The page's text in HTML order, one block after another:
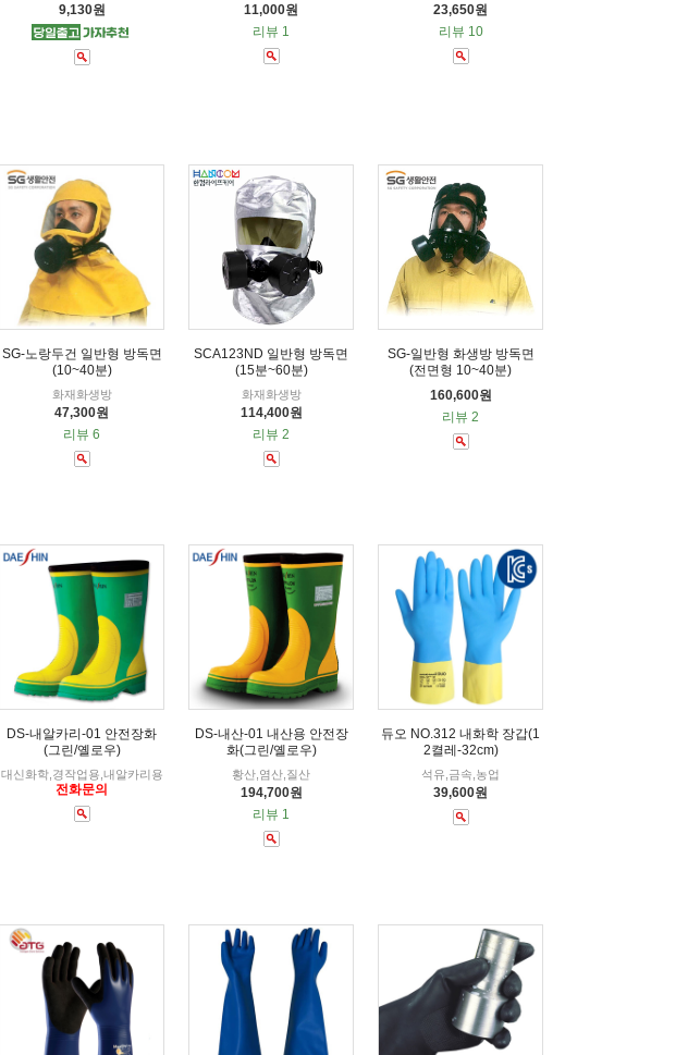
9,130원
11,000원
리뷰 1
23,650원
리뷰 10
SG-노랑두건 일반형 방독면
(10~40분)
화재화생방
47,300원
리뷰 6
SCA123ND 일반형 방독면
(15분~60분)
화재화생방
114,400원
리뷰 2
SG-일반형 화생방 방독면
(전면형 10~40분)
160,600원
리뷰 2
DS-내알카리-01 안전장화
(그린/옐로우)
대신화학,경작업용,내알카리용
전화문의
DS-내산-01 내산용 안전장
화(그린/옐로우)
황산,염산,질산
194,700원
리뷰 1
듀오 NO.312 내화학 장갑(1
2켤레-32cm)
석유,금속,농업
39,600원